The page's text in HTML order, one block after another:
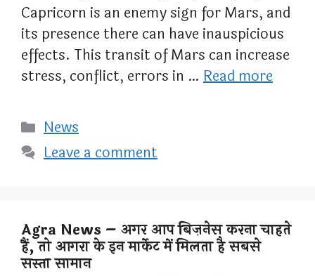
Capricorn is an enemy sign for Mars, and
its presence there can have inauspicious
effects. This transit of Mars can increase
stress, conflict, errors in … Read more
Categories
News
Leave a comment
Agra News – अगर आप बिज़नेस करना चाहते
हैं, तो आगरा के इन मार्केट में मिलता है सबसे
सस्ता सामान